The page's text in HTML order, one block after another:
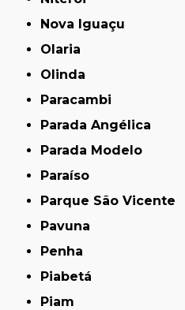
Nova Iguaçu
Olaria
Olinda
Paracambi
Parada Angélica
Parada Modelo
Paraíso
Parque São Vicente
Pavuna
Penha
Piabetá
Piam